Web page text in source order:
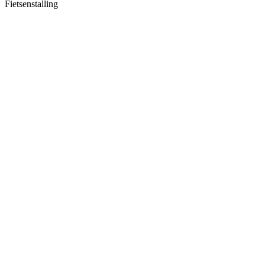
Fietsenstalling